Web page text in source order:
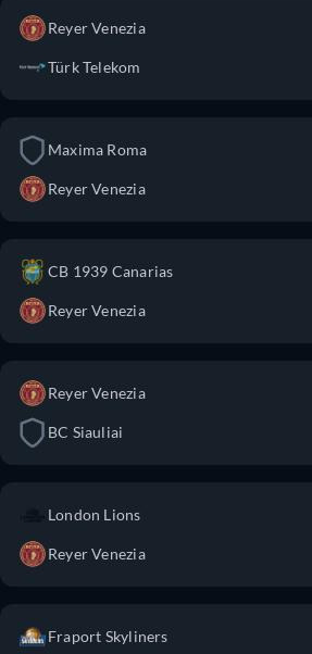
Reyer Venezia
Türk Telekom
Maxima Roma
Reyer Venezia
CB 1939 Canarias
Reyer Venezia
Reyer Venezia
BC Siauliai
London Lions
Reyer Venezia
Fraport Skyliners